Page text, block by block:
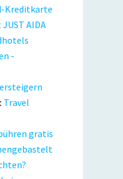
Kreditkarte
AIDA
-
Travel
gratis